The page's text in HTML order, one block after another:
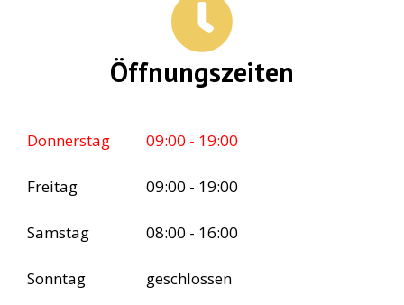
Öffnungszeiten
Donnerstag 09:00 - 19:00
Freitag 09:00 - 19:00
Samstag 08:00 - 16:00
Sonntag geschlossen